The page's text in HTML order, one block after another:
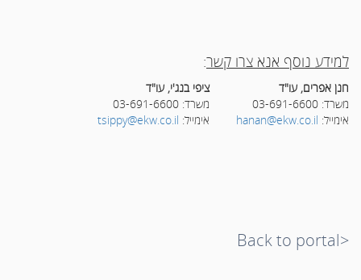
למידע נוסף אנא צרו קשר:
חנן אפרים, עו"ד
ציפי בנג'י, עו"ד
משרד: 03-691-6600
משרד: 03-691-6600
אימייל: hanan@ekw.co.il אימייל: tsippy@ekw.co.il
<Back to portal